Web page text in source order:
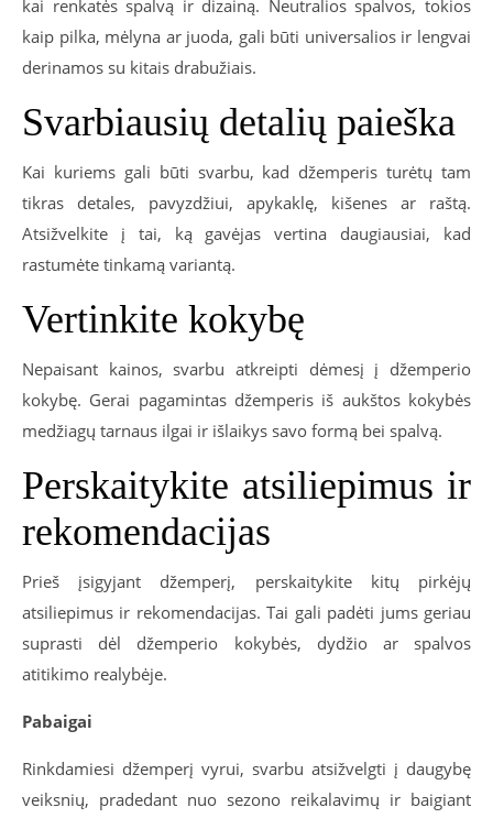
kai renkatės spalvą ir dizainą. Neutralios spalvos, tokios
kaip pilka, mėlyna ar juoda, gali būti universalios ir lengvai
derinamos su kitais drabužiais.
Svarbiausių detalių paieška
Kai kuriems gali būti svarbu, kad džemperis turėtų tam
tikras detales, pavyzdžiui, apykaklę, kišenes ar raštą.
Atsižvelkite į tai, ką gavėjas vertina daugiausiai, kad
rastumėte tinkamą variantą.
Vertinkite kokybę
Nepaisant kainos, svarbu atkreipti dėmesį į džemperio
kokybę. Gerai pagamintas džemperis iš aukštos kokybės
medžiagų tarnaus ilgai ir išlaikys savo formą bei spalvą.
Perskaitykite atsiliepimus ir
rekomendacijas
Prieš įsigyjant džemperį, perskaitykite kitų pirkėjų
atsiliepimus ir rekomendacijas. Tai gali padėti jums geriau
suprasti dėl džemperio kokybės, dydžio ar spalvos
atitikimo realybėje.
Pabaigai
Rinkdamiesi džemperį vyrui, svarbu atsižvelgti į daugybę
veiksnių, pradedant nuo sezono reikalavimų ir baigiant